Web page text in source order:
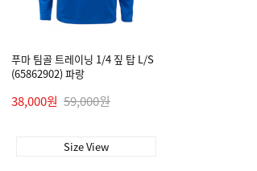
푸마 팀골 트레이닝 1/4 짚 탑 L/S
(65862902) 파랑
38,000원 59,000원
Size View